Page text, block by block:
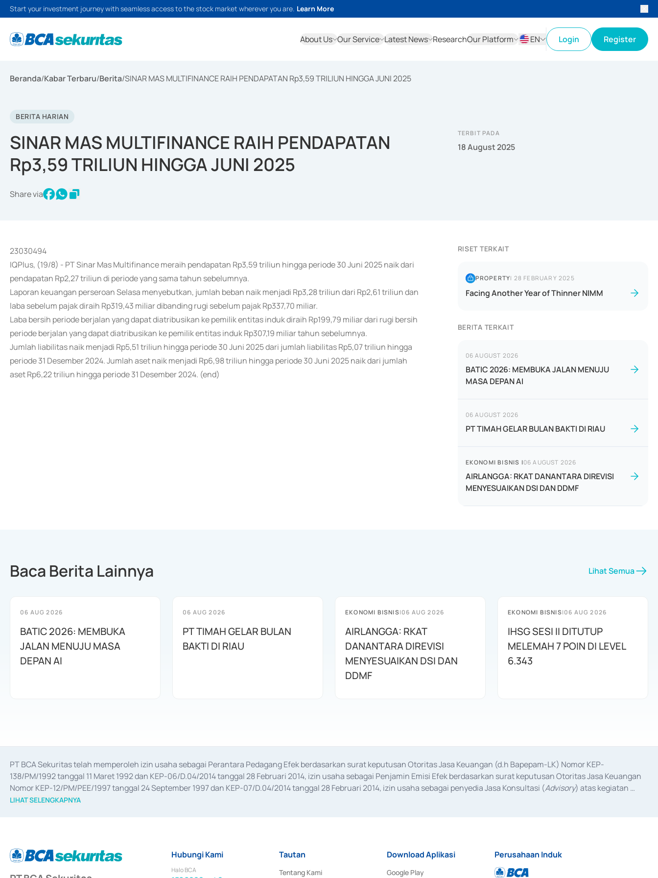
Start your investment journey with seamless access to the stock market wherever you are. Learn More
About Us Our Service Latest News ResearchOur Platform
EN
Login Register
Beranda/Kabar Terbaru/Berita/SINAR MAS MULTIFINANCE RAIH PENDAPATAN Rp3,59 TRILIUN HINGGA JUNI 2025
BERITA HARIAN
SINAR MAS MULTIFINANCE RAIH PENDAPATAN
Rp3,59 TRILIUN HINGGA JUNI 2025
Share via
TERBIT PADA
18 August 2025
23030494
IQPlus, (19/8) - PT Sinar Mas Multifinance meraih pendapatan Rp3,59 triliun hingga periode 30 Juni 2025 naik dari
pendapatan Rp2,27 triliun di periode yang sama tahun sebelumnya.
Laporan keuangan perseroan Selasa menyebutkan, jumlah beban naik menjadi Rp3,28 triliun dari Rp2,61 triliun dan
laba sebelum pajak diraih Rp319,43 miliar dibanding rugi sebelum pajak Rp337,70 miliar.
Laba bersih periode berjalan yang dapat diatribusikan ke pemilik entitas induk diraih Rp199,79 miliar dari rugi bersih
periode berjalan yang dapat diatribusikan ke pemilik entitas induk Rp307,19 miliar tahun sebelumnya.
Jumlah liabilitas naik menjadi Rp5,51 triliun hingga periode 30 Juni 2025 dari jumlah liabilitas Rp5,07 triliun hingga
periode 31 Desember 2024. Jumlah aset naik menjadi Rp6,98 triliun hingga periode 30 Juni 2025 naik dari jumlah
aset Rp6,22 triliun hingga periode 31 Desember 2024. (end)
RISET TERKAIT
PROPERTY| 28 FEBRUARY 2025
Facing Another Year of Thinner NIMM
BERITA TERKAIT
06 AUGUST 2026
BATIC 2026: MEMBUKA JALAN MENUJU
MASA DEPAN AI
06 AUGUST 2026
PT TIMAH GELAR BULAN BAKTI DI RIAU
EKONOMI BISNIS |06 AUGUST 2026
AIRLANGGA: RKAT DANANTARA DIREVISI
MENYESUAIKAN DSI DAN DDMF
Baca Berita Lainnya Lihat Semua
06 AUG 2026
BATIC 2026: MEMBUKA
JALAN MENUJU MASA
DEPAN AI
06 AUG 2026
PT TIMAH GELAR BULAN
BAKTI DI RIAU
EKONOMI BISNIS|06 AUG 2026
AIRLANGGA: RKAT
DANANTARA DIREVISI
MENYESUAIKAN DSI DAN
DDMF
EKONOMI BISNIS|06 AUG 2026
IHSG SESI II DITUTUP
MELEMAH 7 POIN DI LEVEL
6.343
PT BCA Sekuritas telah memperoleh izin usaha sebagai Perantara Pedagang Efek berdasarkan surat keputusan Otoritas Jasa Keuangan (d.h Bapepam-LK) Nomor KEP-
138/PM/1992 tanggal 11 Maret 1992 dan KEP-06/D.04/2014 tanggal 28 Februari 2014, izin usaha sebagai Penjamin Emisi Efek berdasarkan surat keputusan Otoritas Jasa Keuangan
Nomor KEP-12/PM/PEE/1997 tanggal 24 September 1997 dan KEP-07/D.04/2014 tanggal 28 Februari 2014, izin usaha sebagai penyedia Jasa Konsultasi (Advisory) atas kegiatan
merger, akuisisi, divestasi, dan
LIHAT SELENGKAPNYA
Hubungi Kami
Halo BCA
Tautan
Tentang Kami
Download Aplikasi
Google Play
Perusahaan Induk